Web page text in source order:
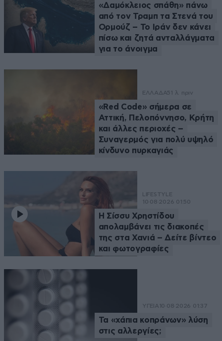
«Δαμόκλειος σπάθη» πάνω
από τον Τραμπ τα Στενά του
Ορμούζ – Το Ιράν δεν κάνει
πίσω και ζητά ανταλλάγματα
για το άνοιγμα
ΕΛΛΑΔΑ51 λ. πριν
«Red Code» σήμερα σε
Αττική, Πελοπόννησο, Κρήτη
και άλλες περιοχές –
Συναγερμός για πολύ υψηλό
κίνδυνο πυρκαγιάς
LIFESTYLE
10·08·2026 01:50
Η Σίσσυ Χρηστίδου
απολαμβάνει τις διακοπές
της στα Χανιά – Δείτε βίντεο
και φωτογραφίες
ΥΓΕΙΑ 10·08·2026 01:37
Τα «χάπια κοπράνων» λύση
στις αλλεργίες;